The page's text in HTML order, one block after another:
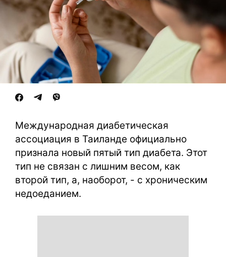
Международная диабетическая
ассоциация в Таиланде официально
признала новый пятый тип диабета. Этот
тип не связан с лишним весом, как
второй тип, а, наоборот, - с хроническим
недоеданием.